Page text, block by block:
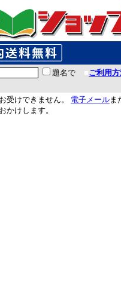
題名で ■ご利用
受けできません。 電子メールま
かけします。